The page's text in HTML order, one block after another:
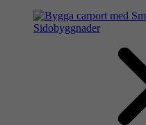
Sidobyggnader